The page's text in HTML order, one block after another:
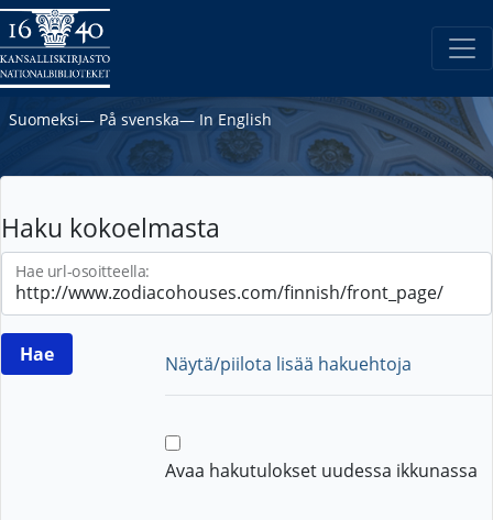
Suomeksi― På svenska― In English
Haku kokoelmasta
Hae url-osoitteella:
Näytä/piilota lisää hakuehtoja
Avaa hakutulokset uudessa ikkunassa